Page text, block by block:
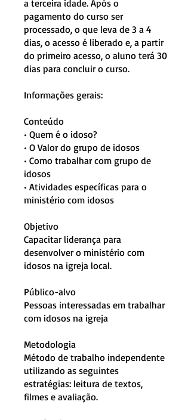
a terceira idade. Após o
pagamento do curso ser
processado, o que leva de 3 a 4
dias, o acesso é liberado e, a partir
do primeiro acesso, o aluno terá 30
dias para concluir o curso.
Informações gerais:
Conteúdo
• Quem é o idoso?
• O Valor do grupo de idosos
• Como trabalhar com grupo de
idosos
• Atividades específicas para o
ministério com idosos
Objetivo
Capacitar liderança para
desenvolver o ministério com
idosos na igreja local.
Público-alvo
Pessoas interessadas em trabalhar
com idosos na igreja
Metodologia
Método de trabalho independente
utilizando as seguintes
estratégias: leitura de textos,
filmes e avaliação.